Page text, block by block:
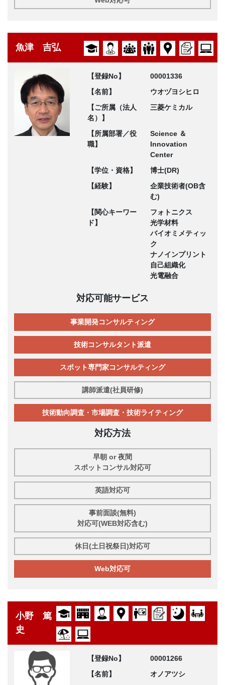
魚津 吉弘
【登録No】
00001336
【名前】
ウオヅヨシヒロ
【ご所属（法人
名）】
三菱ケミカル
【所属部署／役
職】
Science ＆
Innovation
Center
【学位・資格】
博士(DR)
【経験】
企業技術者(OB含
む)
【関心キーワー
ド】
フォトニクス
光学材料
バイオミメティッ
ク
ナノインプリント
自己組織化
光電融合
対応可能サービス
事業開発コンサルティング
技術コンサルタント派遣
スポット専門家コンサルティング
講師派遣(社員研修)
技術動向調査・市場調査・技術ライティング
対応方法
早朝 or 夜間
スポットコンサル対応可
英語対応可
事前面談(無料)
対応可(WEB対応含む)
休日(土日祝祭日)対応可
Web対応可
小野 篤
史
【登録No】
00001266
【名前】
オノアツシ